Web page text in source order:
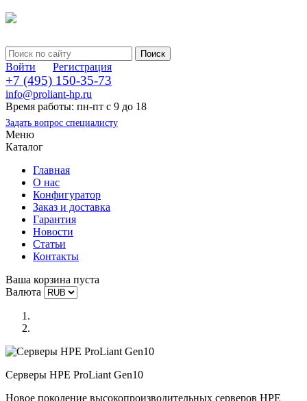
Войти Регистрация
+7 (495) 150-35-73
info@proliant-hp.ru
Время работы: пн-пт с 9 до 18
Задать вопрос специалисту
Меню
Каталог
Главная
О нас
Конфигуратор
Заказ и доставка
Гарантия
Новости
Статьи
Контакты
Ваша корзина пуста
Валюта
Серверы HPE ProLiant Gen10
Новое поколение высокопроизводительных серверов HPE